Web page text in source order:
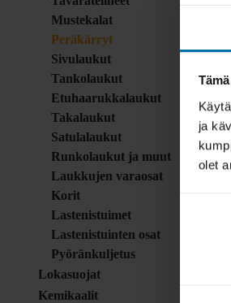
ja
olet
Mustekalat
Peräkärryt
Sivulaukut
Tankolaukut
Etuhaarukkalaukut
Takalaukut
Satulalaukut
Runkolaukut ja muut
Laukkujen varaosat
Korit
Lastenistuimet
Lastenistuinten osat
Pyöränkuljetus
Lokasuojat
Kemikaalit